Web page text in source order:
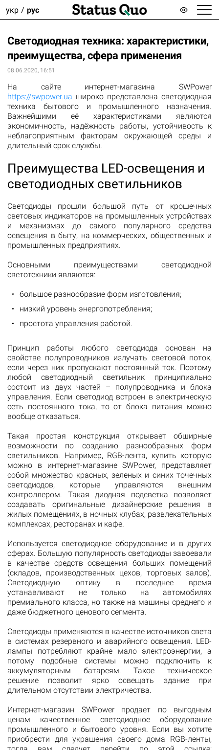
укр рус
Светодиодная техника: характеристики,
преимущества, сфера применения
08.06.2020, 16:51
На сайте интернет-магазина SWPower
https://swpower.ua широко представлена светодиодная
техника бытового и промышленного назначения.
Важнейшими её характеристиками являются
экономичность, надёжность работы, устойчивость к
неблагоприятным факторам окружающей среды и
длительный срок службы.
Преимущества LED-освещения и
светодиодных светильников
Светодиоды прошли большой путь от крошечных
световых индикаторов на промышленных устройствах
и механизмах до самого популярного средства
освещения в быту, на коммерческих, общественных и
промышленных предприятиях.
Основными преимуществами светодиодной
светотехники являются:
большое разнообразие форм изготовления;
низкий уровень энергопотребления;
простота управления работой.
Принцип работы любого светодиода основан на
свойстве полупроводников излучать световой поток,
если через них пропускают постоянный ток. Поэтому
любой светодиодный светильник принципиально
состоит из двух частей – полупроводника и блока
управления. Если светодиод встроен в электрическую
сеть постоянного тока, то от блока питания можно
вообще отказаться.
Такая простая конструкция открывает обширные
возможности по созданию разнообразных форм
светильников. Например, RGB-лента, купить которую
можно в интернет-магазине SWPower, представляет
собой множество красных, зеленых и синих точечных
светодиодов, которые управляются внешним
контроллером. Такая диодная подсветка позволяет
создавать оригинальные дизайнерские решения в
жилых помещениях, в ночных клубах, развлекательных
комплексах, ресторанах и кафе.
Используется светодиодное оборудование и в других
сферах. Большую популярность светодиоды завоевали
в качестве средств освещения больших помещений
(складов, производственных цехов, торговых залов).
Светодиодную оптику в последнее время
устанавливают не только на автомобилях
премиального класса, но также на машины среднего и
даже бюджетного ценового сегмента.
Светодиоды применяются в качестве источников света
в системах резервного и аварийного освещения. LED-
лампы потребляют крайне мало электроэнергии, а
потому подобные системы можно подключить к
аккумуляторным батареям. Такое техническое
решение позволит ярко освещать здание при
длительном отсутствии электричества.
Интернет-магазин SWPower продает по выгодным
ценам качественное светодиодное оборудование
промышленного и бытового уровня. Если вы хотите
приобрести для украшения своего дома RGB-ленты,